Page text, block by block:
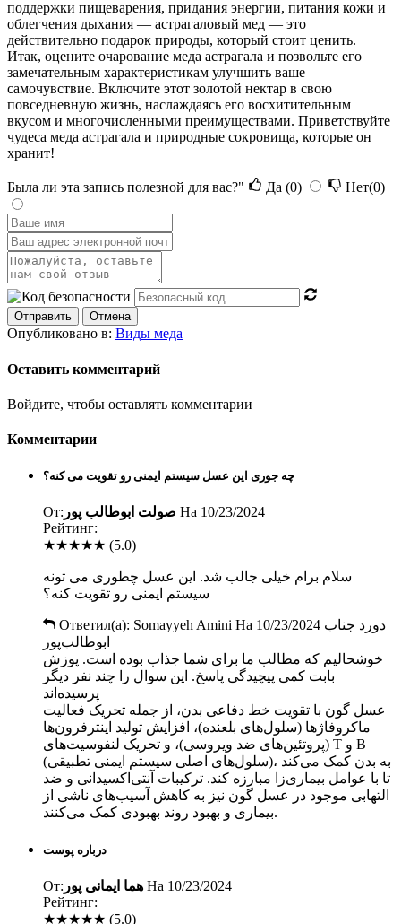
поддержки пищеварения, придания энергии, питания кожи и
облегчения дыхания — астрагаловый мед — это
действительно подарок природы, который стоит ценить.
Итак, оцените очарование меда астрагала и позвольте его
замечательным характеристикам улучшить ваше
самочувствие. Включите этот золотой нектар в свою
повседневную жизнь, наслаждаясь его восхитительным
вкусом и многочисленными преимуществами. Приветствуйте
чудеса меда астрагала и природные сокровища, которые он
хранит!
Была ли эта запись полезной для вас?" Да (0) Нет(0)
Отправить Отмена
Опубликовано в: Виды меда
Оставить комментарий
Войдите, чтобы оставлять комментарии
Комментарии
چه جوری این عسل سیستم ایمنی رو تقویت می کنه؟
От: صولت ابوطالب پور На 10/23/2024
Рейтинг:
★★★★★ (5.0)
سلام برام خیلی جالب شد. این عسل چطوری می تونه
سیستم ایمنی رو تقویت کنه؟
Ответил(а): Somayyeh Amini На 10/23/2024 دورد جناب
ابوطالب‌پور
خوشحالیم که مطالب ما برای شما جذاب بوده است. پوزش
بابت کمی پیچیدگی پاسخ. این سوال را چند نفر دیگر
پرسیده‌اند
عسل گون با تقویت خط دفاعی بدن، از جمله تحریک فعالیت
ماکروفاژها (سلول‌های بلعنده)، افزایش تولید اینترفرون‌ها
(پروتئین‌های ضد ویروسی)، و تحریک لنفوسیت‌های T و B
(سلول‌های اصلی سیستم ایمنی تطبیقی)، به بدن کمک می‌کند
تا با عوامل بیماری‌زا مبارزه کند. ترکیبات آنتی‌اکسیدانی و ضد
التهابی موجود در عسل گون نیز به کاهش آسیب‌های ناشی از
بیماری و بهبود روند بهبودی کمک می‌کنند.
درباره پوست
От: هما ایمانی پور На 10/23/2024
Рейтинг:
★★★★★ (5.0)